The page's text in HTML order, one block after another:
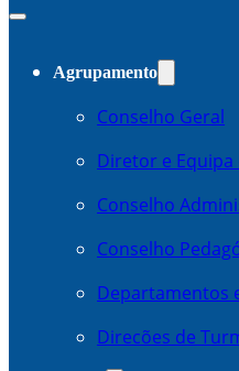
Agrupamento
Conselho Geral
Diretor e Equipa
Conselho
Conselho
Departamentos
Direcões de